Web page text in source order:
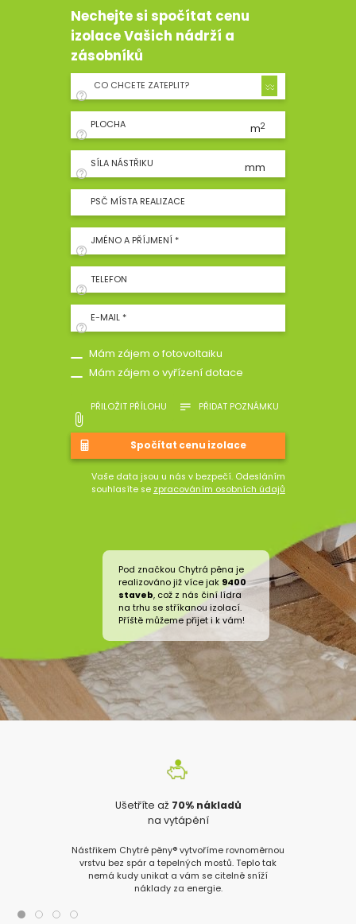
Nechejte si spočítat cenu
izolace Vašich nádrží a
zásobníků
CO CHCETE ZATEPLIT?
PLOCHA m2
SÍLA NÁSTŘIKU mm
PSČ MÍSTA REALIZACE
JMÉNO A PŘÍJMENÍ *
TELEFON
E-MAIL *
Mám zájem o fotovoltaiku
Mám zájem o vyřízení dotace
PŘILOŽIT PŘÍLOHU PŘIDAT POZNÁMKU
Vaše data jsou u nás v bezpečí. Odesláním
souhlasíte se zpracováním osobních údajů
Pod značkou Chytrá pěna je
realizováno již více jak 9400
staveb, což z nás činí lídra
na trhu se stříkanou izolací.
Příště můžeme přijet i k vám!
Ušetříte až 70% nákladů
na vytápění
Nástřikem Chytré pěny® vytvoříme rovnoměrnou
vrstvu bez spár a tepelných mostů. Teplo tak
nemá kudy unikat a vám se citelně sníží
náklady za energie.